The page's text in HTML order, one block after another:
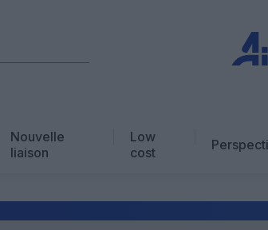
Nouvelle
liaison
Low
cost